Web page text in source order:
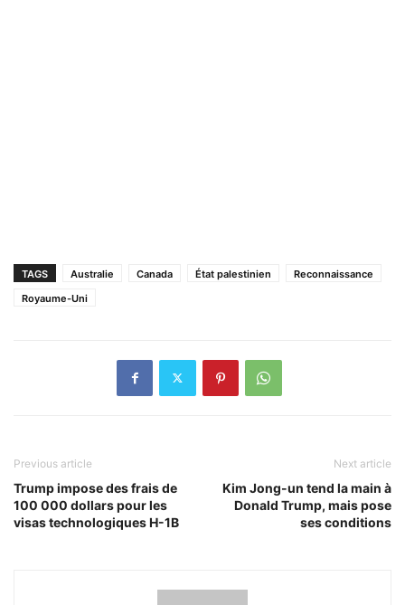
TAGS Australie Canada État palestinien
Reconnaissance
Royaume-Uni
Previous article
Trump impose des frais de
100 000 dollars pour les
visas technologiques H-1B
Next article
Kim Jong-un tend la main à
Donald Trump, mais pose
ses conditions